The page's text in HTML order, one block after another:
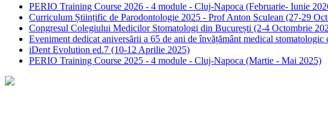
PERIO Training Course 2026 - 4 module - Cluj-Napoca (Februarie- Iunie
Curriculum Științific de Parodontologie 2025 - Prof Anton Sculean (27-29
Congresul Colegiului Medicilor Stomatologi din București (2-4 Octombrie
Eveniment dedicat aniversării a 65 de ani de învățământ medical
iDent Evolution ed.7 (10-12 Aprilie 2025)
PERIO Training Course 2025 - 4 module - Cluj-Napoca (Martie - Mai 2025)